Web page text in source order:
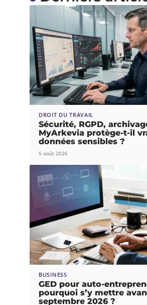
DROIT DU TRAVAIL
Sécurité, RGPD,
MyArkevia protège-t-il
données sensibles ?
5 août 2026
BUSINESS
GED pour auto-
pourquoi s’y mettre
septembre 2026 ?